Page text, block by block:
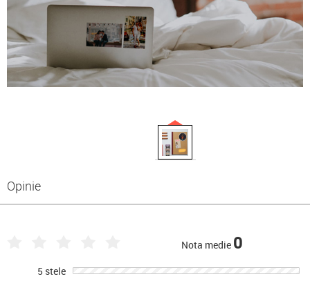
Opinie
Nota medie 0
5 stele